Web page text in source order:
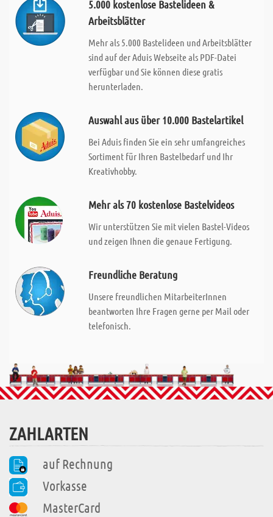
5.000 kostenlose Bastelideen &
Arbeitsblätter
Mehr als 5.000 Bastelideen und Arbeitsblätter
sind auf der Aduis Webseite als PDF-Datei
verfügbar und Sie können diese gratis
herunterladen.
Auswahl aus über 10.000 Bastelartikel
Bei Aduis finden Sie ein sehr umfangreiches
Sortiment für Ihren Bastelbedarf und Ihr
Kreativhobby.
Mehr als 70 kostenlose Bastelvideos
Wir unterstützen Sie mit vielen Bastel-Videos
und zeigen Ihnen die genaue Fertigung.
Freundliche Beratung
Unsere freundlichen MitarbeiterInnen
beantworten Ihre Fragen gerne per Mail oder
telefonisch.
ZAHLARTEN
auf Rechnung
Vorkasse
MasterCard